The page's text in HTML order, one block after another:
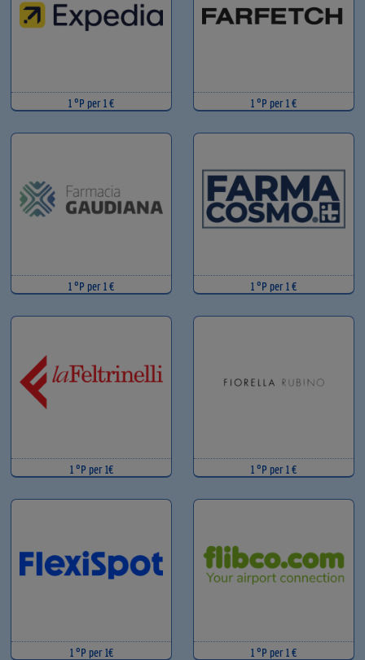
1 °P per 1 € 1 °P per 1 €
1 °P per 1 € 1 °P per 1 €
1 °P per 1€ 1 °P per 1 €
1 °P per 1€ 1 °P per 1 €